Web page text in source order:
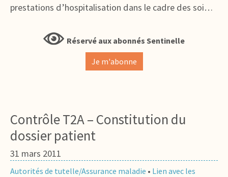
prestations d’hospitalisation dans le cadre des soi…
Réservé aux abonnés Sentinelle
Je m'abonne
Contrôle T2A – Constitution du
dossier patient
31 mars 2011
Autorités de tutelle/Assurance maladie • Lien avec les